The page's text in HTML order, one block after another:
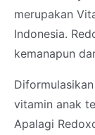
merupakan
Indonesia.
kemanapun
vitamin anak
Apalagi